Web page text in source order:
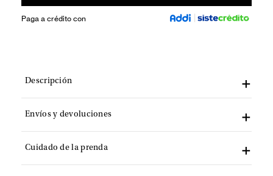
Paga a crédito con
Descripción
Envíos y devoluciones
Cuidado de la prenda